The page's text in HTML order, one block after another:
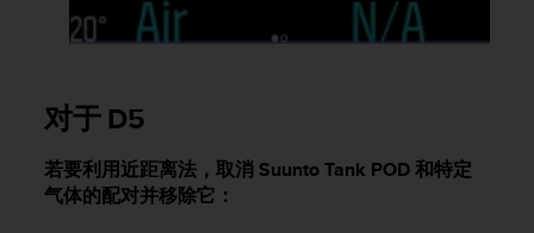
对于 D5
若要利用近距离法，取消 Suunto Tank POD和特定
气体的配对并移除它：